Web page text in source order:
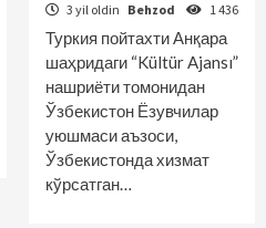
3 yil oldin Behzod 1 436
Туркия пойтахти Анқара
шаҳридаги “Kültür Ajansı”
нашриёти томонидан
Ўзбекистон Ёзувчилар
уюшмаси аъзоси,
Ўзбекистонда хизмат
кўрсатган…